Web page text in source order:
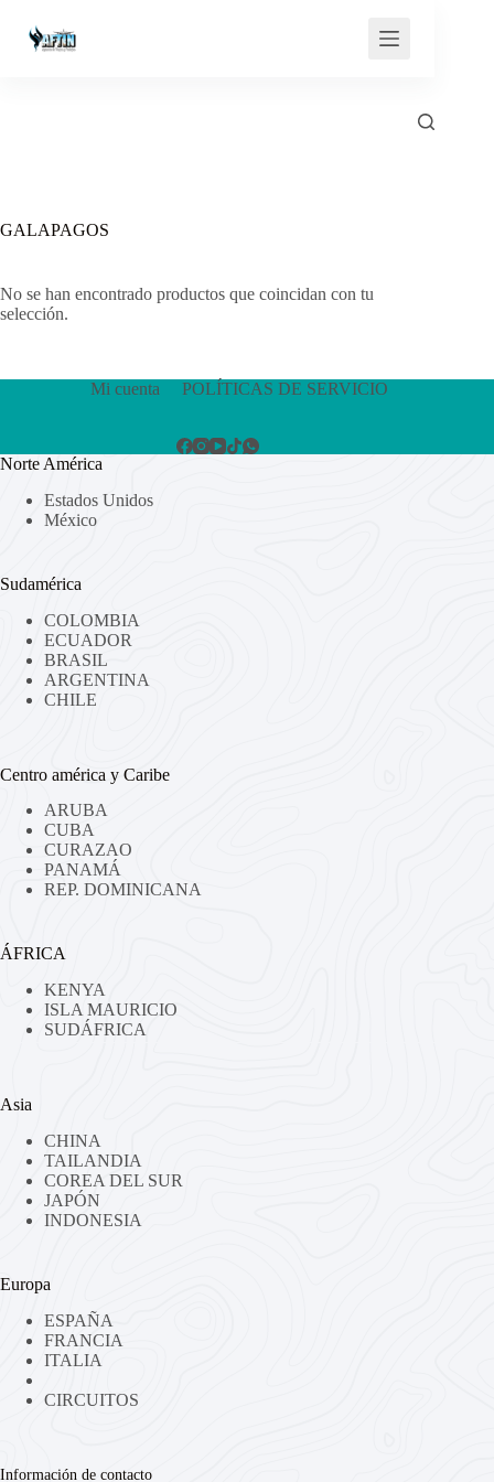
contenido
GALAPAGOS
No se han encontrado productos que coincidan con tu
selección.
Mi cuenta POLÍTICAS DE SERVICIO
Norte América
Estados Unidos
México
Sudamérica
COLOMBIA
ECUADOR
BRASIL
ARGENTINA
CHILE
Centro américa y Caribe
ARUBA
CUBA
CURAZAO
PANAMÁ
REP. DOMINICANA
ÁFRICA
KENYA
ISLA MAURICIO
SUDÁFRICA
Asia
CHINA
TAILANDIA
COREA DEL SUR
JAPÓN
INDONESIA
Europa
ESPAÑA
FRANCIA
ITALIA
CIRCUITOS
Información de contacto